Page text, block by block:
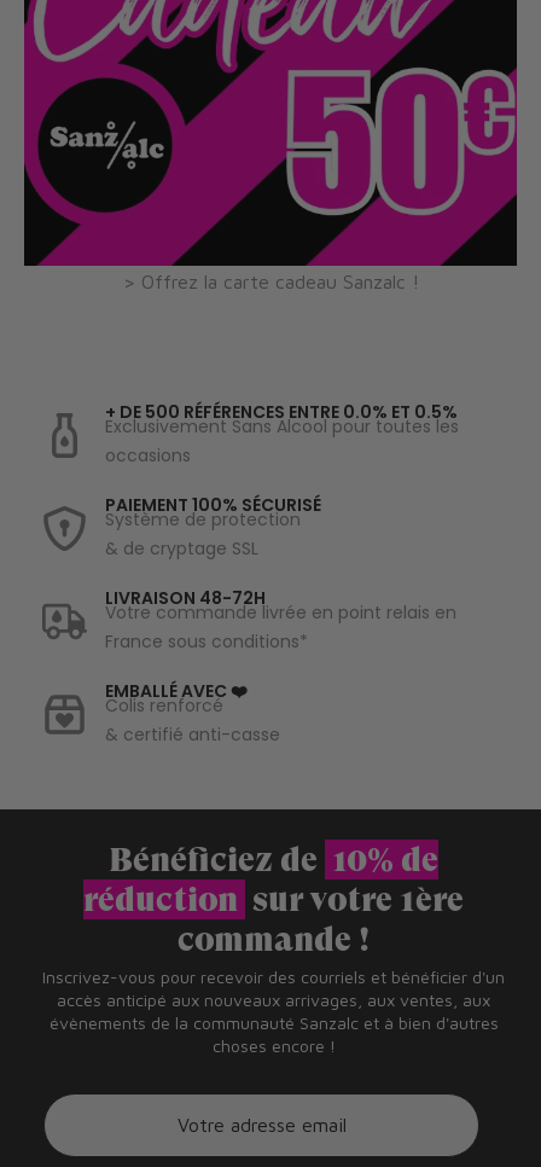
> Offrez la carte cadeau Sanzalc !
+ DE 500 RÉFÉRENCES ENTRE 0.0% ET 0.5%
Exclusivement Sans Alcool pour toutes les
occasions
PAIEMENT 100% SÉCURISÉ
Système de protection
& de cryptage SSL
LIVRAISON 48-72H
Votre commande livrée en point relais en
France sous conditions*
EMBALLÉ AVEC ❤️
Colis renforcé
& certifié anti-casse
Bénéficiez de 10% de
réduction sur votre 1ère
commande !
Inscrivez-vous pour recevoir des courriels et bénéficier d'un
accès anticipé aux nouveaux arrivages, aux ventes, aux
évènements de la communauté Sanzalc et à bien d'autres
choses encore !